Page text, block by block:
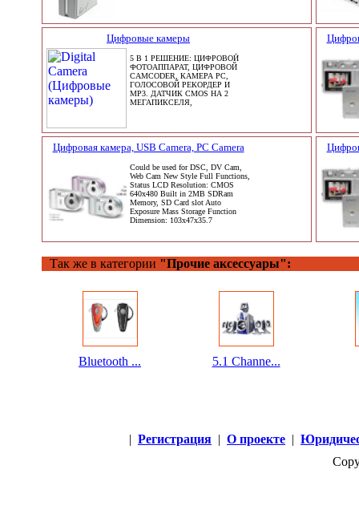
Цифровые камеры
5 В 1 РЕШЕНИЕ: ЦИФРОВОЙ
ФОТОАППАРАТ, ЦИФРОВОЙ
CAMCODER, КАМЕРА PC,
ГОЛОСОВОЙ РЕКОРДЕР И
MP3. ДАТЧИК CMOS НА 2
МЕГАПИКСЕЛЯ,
Цифровая камера, USB Camera, PC Camera
Could be used for DSC, DV Cam,
Web Cam New Style Full Functions,
Status LCD Resolution: CMOS
640x480 Built in 2MB SDRam
Memory, SD Card slot Auto
Exposure Mass Storage Function
Dimension: 103x47x35.7
Так же в категории "Прочие аксессуары":
Bluetooth ... 5.1 Channe...
| Регистрация | О проекте |